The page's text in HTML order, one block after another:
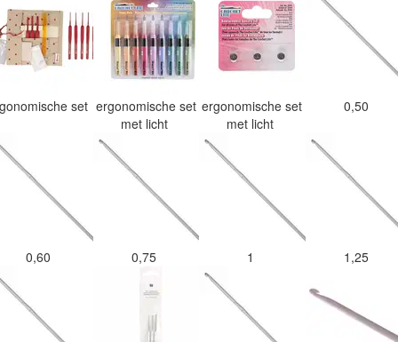
set ergonomische set
met licht
ergonomische set
met licht
0,50
0,60 0,75 1 1,25